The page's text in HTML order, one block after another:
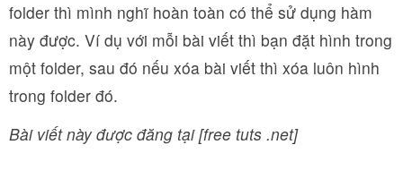
folder thì mình nghĩ hoàn toàn có thể sử dụng hàm
này được. Ví dụ với mỗi bài viết thì bạn đặt hình trong
một folder, sau đó nếu xóa bài viết thì xóa luôn hình
trong folder đó.
Bài viết này được đăng tại [free tuts .net]